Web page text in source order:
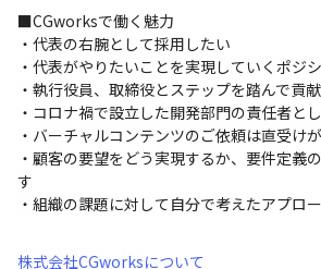
■CGworksで働く魅力
・代表の右腕として採用したい
・代表がやりたいことを実現していくポジ
・執行役員、取締役とステップを踏んで貢
・コロナ禍で設立した開発部門の責任者と
・バーチャルコンテンツのご依頼は直受け
・顧客の要望をどう実現するか、要件定義
す
・組織の課題に対して自分で考えたアプロ
株式会社CGworksについて